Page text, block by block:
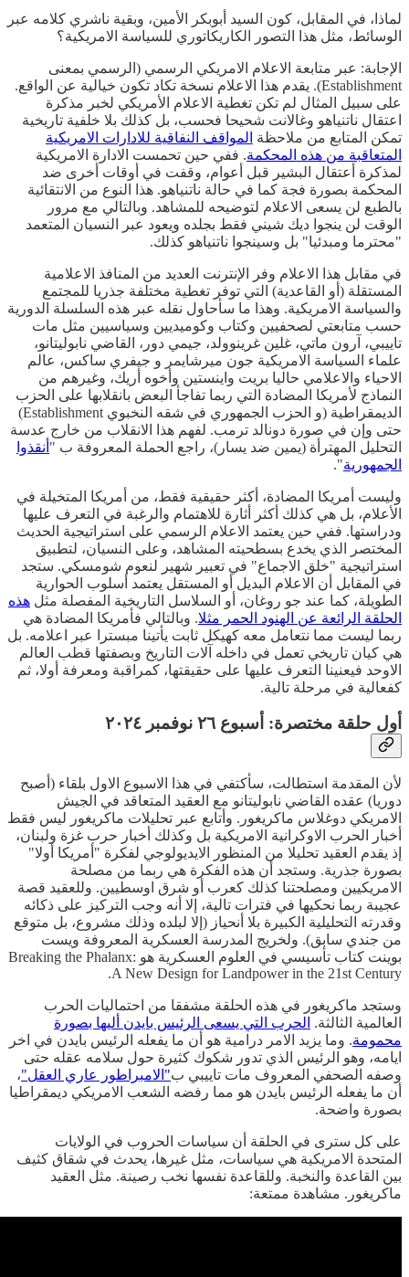
لماذا، في المقابل، كون السيد أبوبكر الأمين، وبقية ناشري كلامه عبر
الوسائط، مثل هذا التصور الكاريكاتوري للسياسة الامريكية؟
الإجابة: عبر متابعة الاعلام الامريكي الرسمي (الرسمي بمعنى
Establishment). يقدم هذا الاعلام نسخة تكاد تكون خيالية عن الواقع.
على سبيل المثال لم تكن تغطية الاعلام الأمريكي لخبر مذكرة
اعتقال ناتنياهو وغالانت شحيحا فحسب، بل كذلك بلا خلفية تاريخية
تمكن المتابع من ملاحظة المواقف النفاقية للادارات الامريكية
المتعاقبة من هذه المحكمة. ففي حين تحمست الادارة الامريكية
لمذكرة أعتقال البشير قبل أعوام، وقفت في أوقات أخرى ضد
المحكمة بصورة فجة كما في حالة ناتنياهو. هذا النوع من الانتقائية
بالطبع لن يسعى الاعلام لتوضيحه للمشاهد. وبالتالي مع مرور
الوقت لن ينجوا ديك شيني فقط بجلده ويعود عبر النسيان المتعمد
"محترما ومبدئيا" بل وسينجوا ناتنياهو كذلك.
في مقابل هذا الاعلام وفر الإنترنت العديد من المنافذ الاعلامية
المستقلة (أو القاعدية) التي توفر تغطية مختلفة جذريا للمجتمع
والسياسة الامريكية. وهذا ما سأحاول نقله عبر هذه السلسلة الدورية
حسب متابعتي لصحفيين وكتاب وكوميديين وسياسيين مثل مات
تاييبي، آرون ماتي، غلين غرينوولد، جيمي دور، القاضي نابوليتانو،
علماء السياسة الامريكية جون ميرشايمر و جيفري ساكس، عالم
الاحياء والاعلامي حاليا بريت واينستين وأخوه أريك، وغيرهم من
النماذج لأمريكا المضادة التي ربما تفاجأ البعض بانقلابها على الحزب
الديمقراطية (و الحزب الجمهوري في شقه النخبوي Establishment)
حتى وإن في صورة دونالد ترمب. لفهم هذا الانقلاب من خارج عدسة
التحليل المهترأة (يمين ضد يسار)، راجع الحملة المعروفة ب " أنقذوا
الجمهورية".
وليست أمريكا المضادة، أكثر حقيقية فقط، من أمريكا المتخيلة في
الأعلام، بل هي كذلك أكثر أثارة للاهتمام والرغبة في التعرف عليها
ودراستها. ففي حين يعتمد الاعلام الرسمي على استراتيجية الحديث
المختصر الذي يخدع بسطحيته المشاهد، وعلى النسيان، لتطبيق
استراتيجية "خلق الاجماع" في تعبير شهير لنعوم شومسكي. ستجد
في المقابل أن الاعلام البديل أو المستقل يعتمد أسلوب الحوارية
الطويلة، كما عند جو روغان، أو السلاسل التاريخية المفصلة مثل هذه
الحلقة الرائعة عن الهنود الحمر مثلا. وبالتالي فأمريكا المضادة هي
ربما ليست مما نتعامل معه كهيكل ثابت يأتينا مبسترا عبر اعلامه. بل
هي كيان تاريخي تعمل في داخله آلات التاريخ وبصفتها قطب العالم
الاوحد فيعنينا التعرف عليها على حقيقتها، كمراقبة ومعرفة أولا، ثم
كفعالية في مرحلة تالية.
أول حلقة مختصرة: أسبوع ٢٦ نوفمبر ٢٠٢٤
لأن المقدمة استطالت، سأكتفي في هذا الاسبوع الاول بلقاء (أصبح
دوريا) عقده القاضي نابوليتانو مع العقيد المتعاقد في الجيش
الامريكي دوغلاس ماكريغور. وأتابع عبر تحليلات ماكريغور ليس فقط
أخبار الحرب الاوكرانية الامريكية بل وكذلك أخبار حرب غزة ولبنان،
إذ يقدم العقيد تحليلا من المنظور الايديولوجي لفكرة "أمريكا أولا"
بصورة جذرية. وستجد أن هذه الفكرة هي ربما من مصلحة
الامريكيين ومصلحتنا كذلك كعرب أو شرق اوسطيين. وللعقيد قصة
عجيبة ربما نحكيها في فترات تالية، إلا أنه وجب التركيز على ذكائه
وقدرته التحليلية الكبيرة بلا أنحياز (إلا لبلده وذلك مشروع، بل متوقع
من جندي سابق). ولخريج المدرسة العسكرية المعروفة ويست
بوينت كتاب تأسيسي في العلوم العسكرية هو Breaking the Phalanx:
A New Design for Landpower in the 21st Century.
وستجد ماكريغور في هذه الحلقة مشفقا من احتماليات الحرب
العالمية الثالثة. الحرب التي يسعى الرئيس بايدن أليها بصورة
محمومة. وما يزيد الامر درامية هو أن ما يفعله الرئيس بايدن في اخر
ايامه، وهو الرئيس الذي تدور شكوك كثيرة حول سلامه عقله حتى
وصفه الصحفي المعروف مات تاييبي ب"الامبراطور عاري العقل"،
أن ما يفعله الرئيس بايدن هو مما رفضه الشعب الامريكي ديمقراطيا
بصورة واضحة.
على كل سترى في الحلقة أن سياسات الحروب في الولايات
المتحدة الامريكية هي سياسات، مثل غيرها، يحدث في شقاق كثيف
بين القاعدة والنخبة. وللقاعدة نفسها نخب رصينة. مثل العقيد
ماكريغور. مشاهدة ممتعة: